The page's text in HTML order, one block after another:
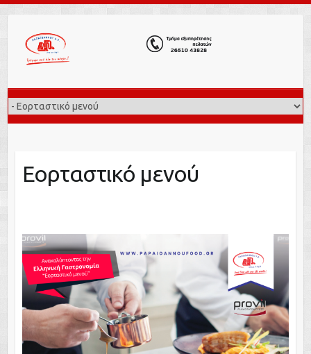
Εορταστικό μενού